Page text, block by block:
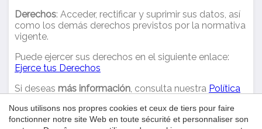
Derechos: Acceder, rectificar y suprimir sus datos, así
como los demás derechos previstos por la normativa
vigente.
Puede ejercer sus derechos en el siguiente enlace:
Ejerce tus Derechos
Si deseas más información, consulta nuestra Política
Reclamaciones ante la Autoridad de protección de
Nous utilisons nos propres cookies et ceux de tiers pour faire
fonctionner notre site Web en toute sécurité et personnaliser son
Ces cookies sont utilisés pour stocker des informations sur
les préférences et les choix personnels de l'utilisateur
grâce à l'observation continue de ses habitudes de
navigation. Grâce à eux, nous pouvons connaître les
habitudes de navigation sur le site Web et afficher des
publicités liées au profil de navigation de l'utilisateur.